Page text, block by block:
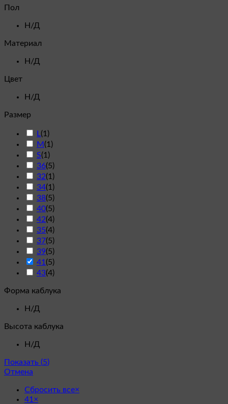
Пол
Н/Д
Материал
Н/Д
Цвет
Н/Д
Размер
L(1 )
M (1 )
S(1 )
36(5)
32(1 )
34(1 )
38(5)
40(5)
42(4)
35(4)
37(5)
39(5)
41 (5)
43(4)
Форма каблука
Н/Д
Высота каблука
Н/Д
Показать (5)
Отмена
Сбросить все×
41 ×